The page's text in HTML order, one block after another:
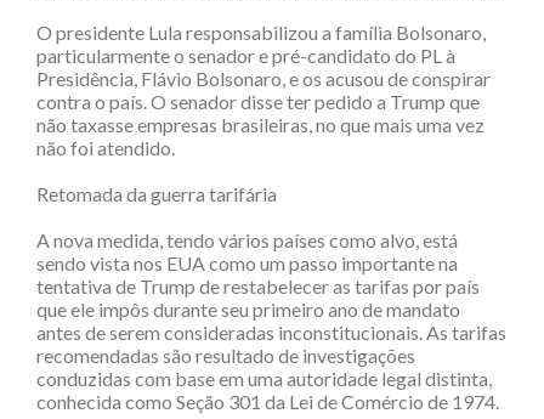
O presidente Lula responsabilizou a família Bolsonaro,
particularmente o senador e pré-candidato do PL à
Presidência, Flávio Bolsonaro, e os acusou de conspirar
contra o país. O senador disse ter pedido a Trump que
não taxasse empresas brasileiras, no que mais uma vez
não foi atendido.
Retomada da guerra tarifária
A nova medida, tendo vários países como alvo, está
sendo vista nos EUA como um passo importante na
tentativa de Trump de restabelecer as tarifas por país
que ele impôs durante seu primeiro ano de mandato
antes de serem consideradas inconstitucionais. As tarifas
recomendadas são resultado de investigações
conduzidas com base em uma autoridade legal distinta,
conhecida como Seção 301 da Lei de Comércio de 1974.